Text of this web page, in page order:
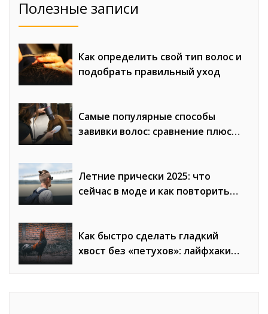
Полезные записи
Как определить свой тип волос и
подобрать правильный уход
Самые популярные способы
завивки волос: сравнение плюсов
Летние прически 2025: что
сейчас в моде и как повторить
Как быстро сделать гладкий
хвост без «петухов»: лайфхаки